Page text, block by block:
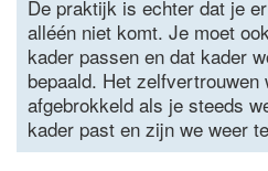
De praktijk is echter dat je
alléén niet komt. Je moet
kader passen en dat kader
bepaald. Het zelfvertrouwen
afgebrokkeld als je steeds
kader past en zijn we weer